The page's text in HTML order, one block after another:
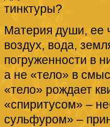
тинктуры?
Материя души, ее
воздух, вода,
погруженности в
а не «тело» в
«тело» рождает
«спиритусом» –
сульфуром» –